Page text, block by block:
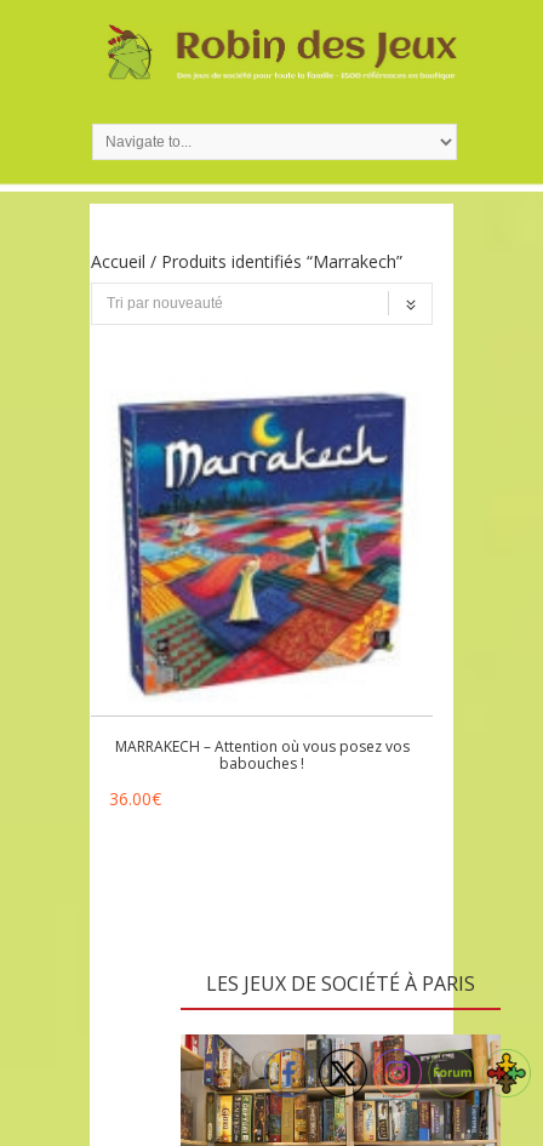
Accueil / Produits identifiés “Marrakech”
MARRAKECH – Attention où vous posez vos
babouches !
36.00€
LES JEUX DE SOCIÉTÉ À PARIS